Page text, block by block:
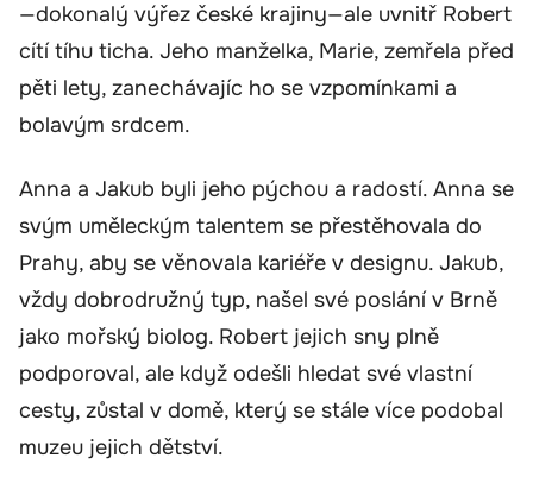
—dokonalý výřez české krajiny—ale uvnitř Robert
cítí tíhu ticha. Jeho manželka, Marie, zemřela před
pěti lety, zanechávajíc ho se vzpomínkami a
bolavým srdcem.
Anna a Jakub byli jeho pýchou a radostí. Anna se
svým uměleckým talentem se přestěhovala do
Prahy, aby se věnovala kariéře v designu. Jakub,
vždy dobrodružný typ, našel své poslání v Brně
jako mořský biolog. Robert jejich sny plně
podporoval, ale když odešli hledat své vlastní
cesty, zůstal v domě, který se stále více podobal
muzeu jejich dětství.